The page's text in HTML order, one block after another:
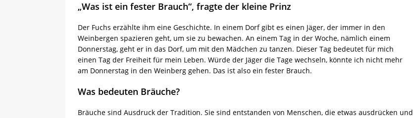
„Was ist ein fester Brauch“, fragte der kleine Prinz
Der Fuchs erzählte ihm eine Geschichte. In einem Dorf gibt es einen Jäger, der immer in den
Weinbergen spazieren geht, um sie zu bewachen. An einem Tag in der Woche, nämlich einem
Donnerstag, geht er in das Dorf, um mit den Mädchen zu tanzen. Dieser Tag bedeutet für mich
einen Tag der Freiheit für mein Leben. Würde der Jäger die Tage wechseln, könnte ich nicht mehr
am Donnerstag in den Weinberg gehen. Das ist also ein fester Brauch.
Was bedeuten Bräuche?
Bräuche sind Ausdruck der Tradition. Sie sind entstanden von Menschen, die etwas ausdrücken und